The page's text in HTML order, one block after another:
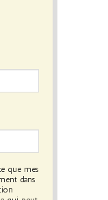
que mes
dans